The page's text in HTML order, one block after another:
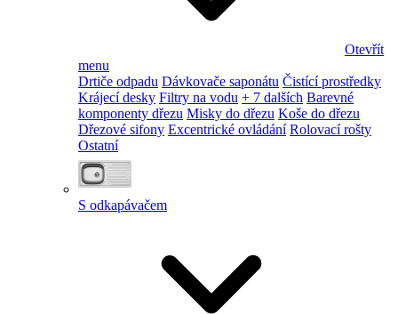
Otevřít
menu
Drtiče odpadu Dávkovače saponátu Čistící prostředky
Krájecí desky Filtry na vodu + 7 dalších Barevné
komponenty dřezu Misky do dřezu Koše do dřezu
Dřezové sifony Excentrické ovládání Rolovací rošty
Ostatní
S odkapávačem